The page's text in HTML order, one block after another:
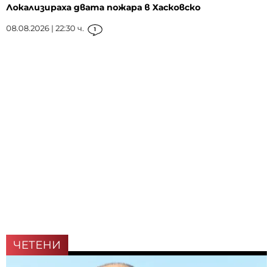
Локализираха двата пожара в Хасковско
08.08.2026 | 22:30 ч. 1
ЧЕТЕНИ